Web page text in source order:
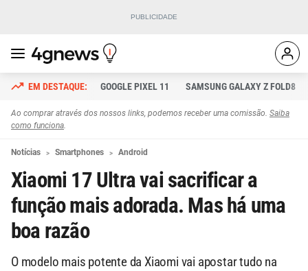
GOOGLE PIXEL 11 SAMSUNG GALAXY Z FOLD8
Ao comprar através dos nossos links, podemos receber uma comissão. Saiba
como funciona.
Notícias Smartphones Android
Xiaomi 17 Ultra vai sacrificar a
função mais adorada. Mas há uma
boa razão
O modelo mais potente da Xiaomi vai apostar tudo na